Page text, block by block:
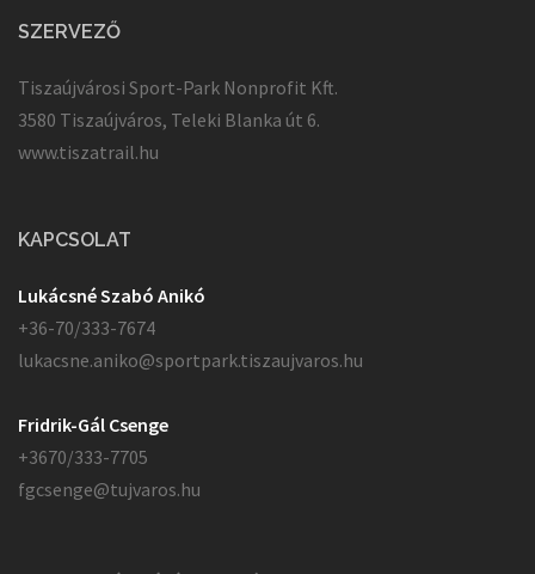
SZERVEZŐ
Tiszaújvárosi Sport-Park Nonprofit Kft.
3580 Tiszaújváros, Teleki Blanka út 6.
www.tiszatrail.hu
KAPCSOLAT
Lukácsné Szabó Anikó
+36-70/333-7674
lukacsne.aniko@sportpark.tiszaujvaros.hu
Fridrik-Gál Csenge
+3670/333-7705
fgcsenge@tujvaros.hu